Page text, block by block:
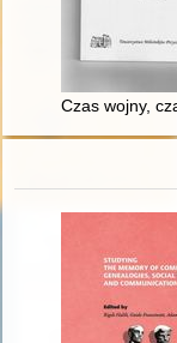
Czas wojny,